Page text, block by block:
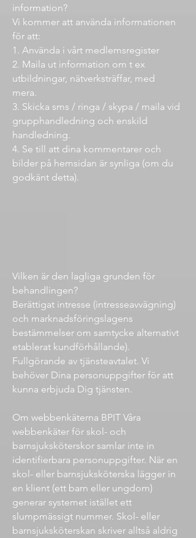
information?
Vi kommer att använda informationen
för att:
1. Använda i vårt medlemsregister
2. Maila ut information om t ex
utbildningar, nätverksträffar, med
mera.
3. Skicka sms / ringa / skypa / maila vid
grupphandledning och enskild
handledning.
4. Se till att dina kommentarer och
bilder på hemsidan är synliga (om du
godkänt detta).
Vilken är den lagliga grunden för
behandlingen?
Berättigat intresse (intresseavvägning)
och marknadsföringslagens
bestämmelser om samtycke alternativt
etablerat kundförhållande).
Fullgörande av tjänsteavtalet. Vi
behöver Dina personuppgifter för att
kunna erbjuda Dig tjänsten.
Om webbenkäterna BPIT Våra
webbenkäter för skol- och
barnsjuksköterskor samlar inte in
identifierbara personuppgifter. När en
skol- eller barnsjuksköterska lägger in
en klient (ett barn eller ungdom)
generar systemet istället ett
slumpmässigt nummer. Skol- eller
barnsjuksköterskan skriver alltså aldrig